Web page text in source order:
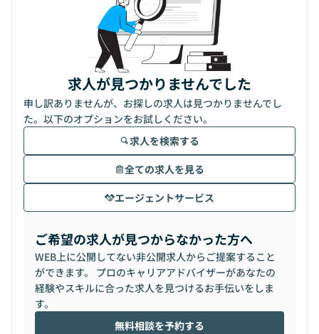
求人が見つかりませんでした
申し訳ありませんが、お探しの求人は見つかりませんでし
た。以下のオプションをお試しください。
求人を検索する
全ての求人を見る
エージェントサービス
ご希望の求人が見つからなかった方へ
WEB上に公開してない非公開求人からご提案すること
ができます。 プロのキャリアアドバイザーがあなたの
経験やスキルに合った求人を見つけるお手伝いをしま
す。
無料相談を予約する